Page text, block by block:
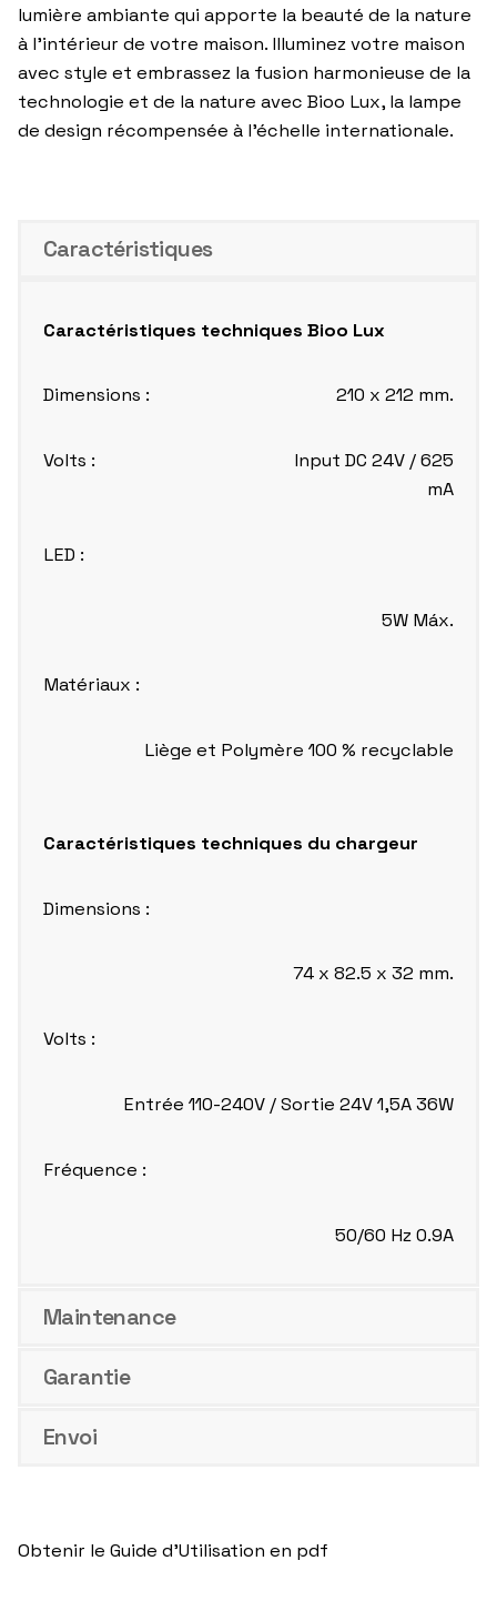
lumière ambiante qui apporte la beauté de la nature
à l’intérieur de votre maison. Illuminez votre maison
avec style et embrassez la fusion harmonieuse de la
technologie et de la nature avec Bioo Lux, la lampe
de design récompensée à l’échelle internationale.
Caractéristiques
Caractéristiques techniques Bioo Lux
Dimensions : 210 x 212 mm.
Volts :
Input DC 24V / 625
mA
LED :
5W Máx.
Matériaux :
Liège et Polymère 100 % recyclable
Caractéristiques techniques du chargeur
Dimensions :
74 x 82.5 x 32 mm.
Volts :
Entrée 110-240V / Sortie 24V 1,5A 36W
Fréquence :
50/60 Hz 0.9A
Maintenance
Garantie
Envoi
Obtenir le Guide d’Utilisation en pdf